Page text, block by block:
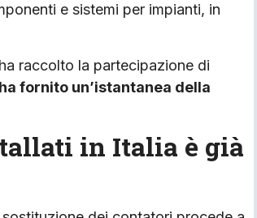
e sistemi per impianti, in
raccolto la partecipazione di
fornito un’istantanea della
in Italia è già